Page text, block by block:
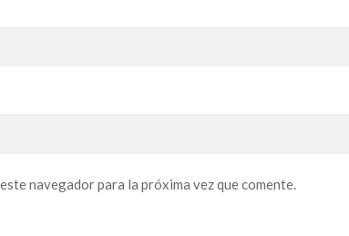
navegador para la próxima vez que comente.